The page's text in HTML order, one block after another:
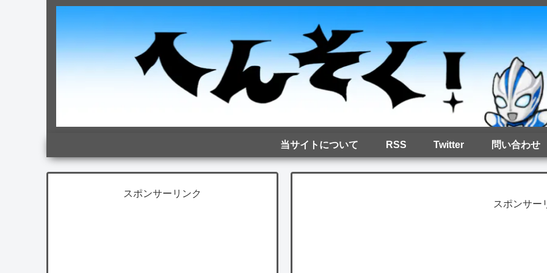
当サイトについて RSS Twitter 問い合わせ
スポンサー
スポンサーリンク